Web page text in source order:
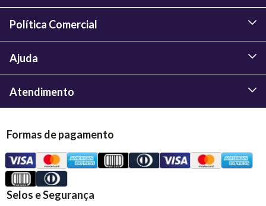
Política Comercial
Ajuda
Atendimento
Formas de pagamento
Selos e Segurança